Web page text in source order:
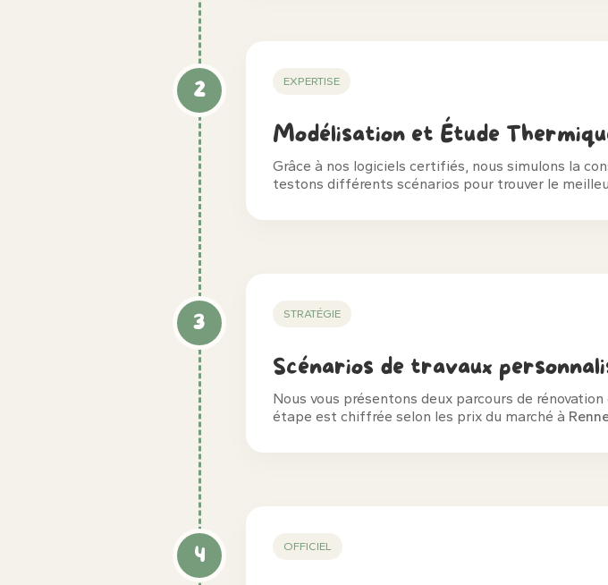
2 EXPERTISE
Modélisation et Étude
Grâce à nos logiciels certifiés, nous simulons la
testons différents scénarios pour trouver le
3 STRATÉGIE
Scénarios de travaux
Nous vous présentons deux parcours de
étape est chiffrée selon les prix du marché à
4 OFFICIEL